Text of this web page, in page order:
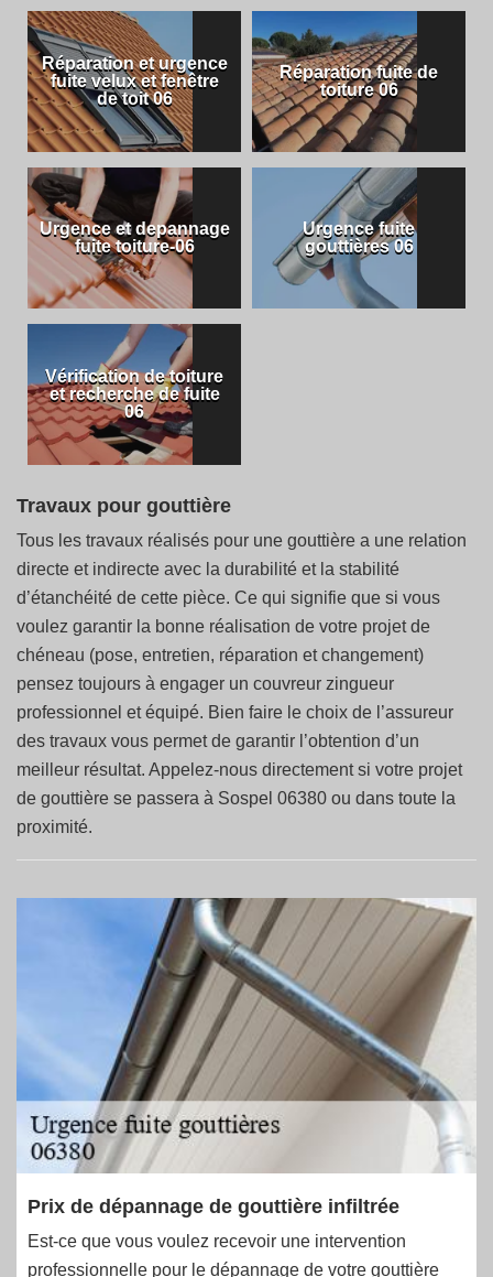
Réparation et urgence
fuite velux et fenêtre
de toit 06
Réparation fuite de
toiture 06
Urgence et depannage
fuite toiture-06
Urgence fuite
gouttières 06
Vérification de toiture
et recherche de fuite
06
Travaux pour gouttière
Tous les travaux réalisés pour une gouttière a une relation
directe et indirecte avec la durabilité et la stabilité
d’étanchéité de cette pièce. Ce qui signifie que si vous
voulez garantir la bonne réalisation de votre projet de
chéneau (pose, entretien, réparation et changement)
pensez toujours à engager un couvreur zingueur
professionnel et équipé. Bien faire le choix de l’assureur
des travaux vous permet de garantir l’obtention d’un
meilleur résultat. Appelez-nous directement si votre projet
de gouttière se passera à Sospel 06380 ou dans toute la
proximité.
Prix de dépannage de gouttière infiltrée
Est-ce que vous voulez recevoir une intervention
professionnelle pour le dépannage de votre gouttière